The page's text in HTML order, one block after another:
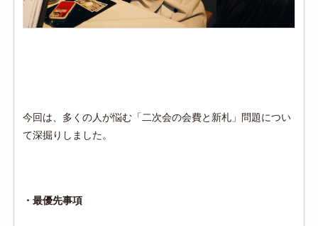
今回は、多くの人が悩む「二次会の会費と新札」問題につい
て深掘りしました。
・最優先事項